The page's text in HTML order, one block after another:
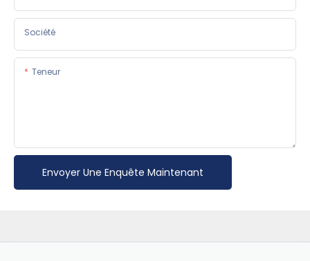
Société
Teneur
Envoyer Une Enquête Maintenant